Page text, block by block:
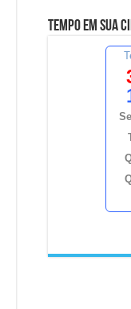
Tempo em sua